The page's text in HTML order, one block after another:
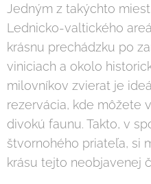
Jedným z takýchto
Lednicko-valtického
krásnu prechádzku po
viniciach a okolo
milovníkov zvierat je
rezervácia, kde môžete
divokú faunu. Takto, v
štvornohého priateľa, si
krásu tejto neobjavenej